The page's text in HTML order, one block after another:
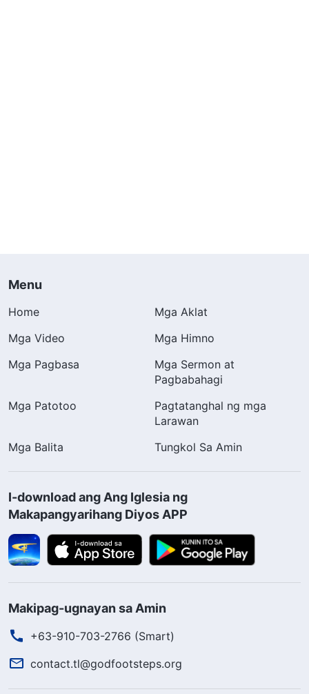
Menu
Home
Mga Aklat
Mga Video
Mga Himno
Mga Pagbasa
Mga Sermon at
Pagbabahagi
Mga Patotoo
Pagtatanghal ng mga
Larawan
Mga Balita
Tungkol Sa Amin
I-download ang Ang Iglesia ng
Makapangyarihang Diyos APP
Makipag-ugnayan sa Amin
+63-910-703-2766 (Smart)
contact.tl@godfootsteps.org